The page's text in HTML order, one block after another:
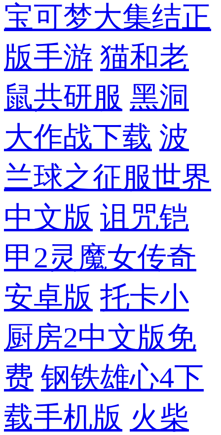
宝可梦大集结正
版手游 猫和老
鼠共研服 黑洞
大作战下载 波
兰球之征服世界
中文版 诅咒铠
甲2灵魔女传奇
安卓版 托卡小
厨房2中文版免
费 钢铁雄心4下
载手机版 火柴